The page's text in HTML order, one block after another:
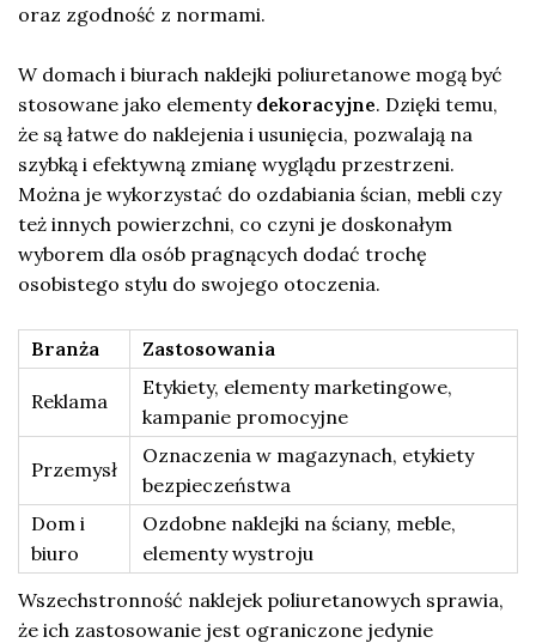
oraz zgodność z normami.
W domach i biurach naklejki poliuretanowe mogą być
stosowane jako elementy dekoracyjne. Dzięki temu,
że są łatwe do naklejenia i usunięcia, pozwalają na
szybką i efektywną zmianę wyglądu przestrzeni.
Można je wykorzystać do ozdabiania ścian, mebli czy
też innych powierzchni, co czyni je doskonałym
wyborem dla osób pragnących dodać trochę
osobistego stylu do swojego otoczenia.
Branża Zastosowania
Reklama
Etykiety, elementy marketingowe,
kampanie promocyjne
Przemysł
Oznaczenia w magazynach, etykiety
bezpieczeństwa
Dom i
biuro
Ozdobne naklejki na ściany, meble,
elementy wystroju
Wszechstronność naklejek poliuretanowych sprawia,
że ich zastosowanie jest ograniczone jedynie